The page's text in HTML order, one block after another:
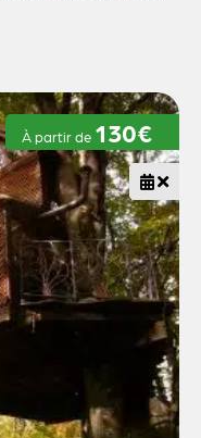
À partir de 130€